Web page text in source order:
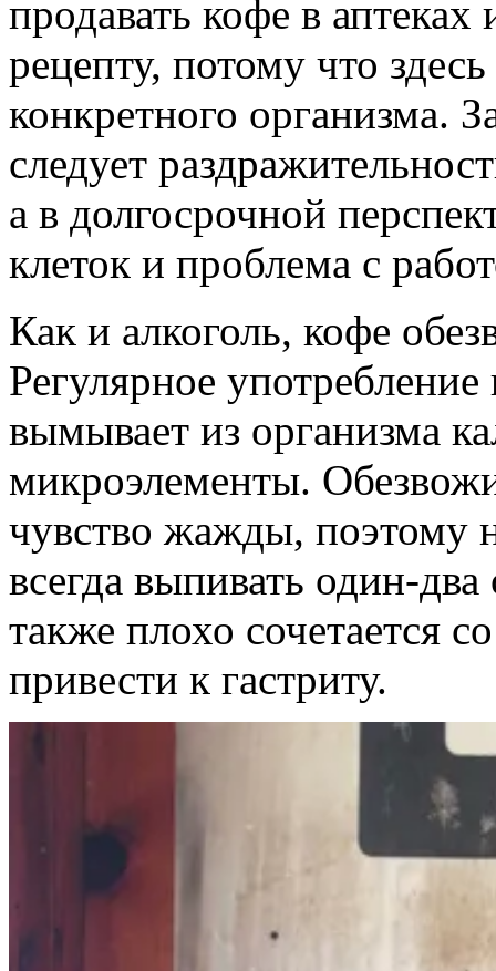
продавать кофе в
рецепту, потому что
конкретного организма.
следует
а в долгосрочной
клеток и проблема с
Как и алкоголь, кофе
Регулярное
вымывает из организма
микроэлементы.
чувство жажды, поэтому
всегда выпивать один-
также плохо сочетается
привести к гастриту.